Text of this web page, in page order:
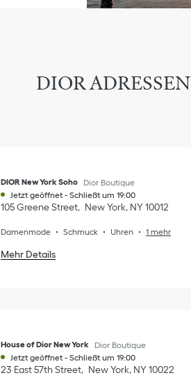
DIOR ADRESSEN
DIOR New York Soho
Dior Boutique
Jetzt geöffnet - Schließt um 19:00
105 Greene Street New York, NY10012
Damenmode Schmuck Uhren 1 mehr
Mehr Details
House of Dior New York
Dior Boutique
Jetzt geöffnet - Schließt um 19:00
23 East 57th Street New York, NY10022